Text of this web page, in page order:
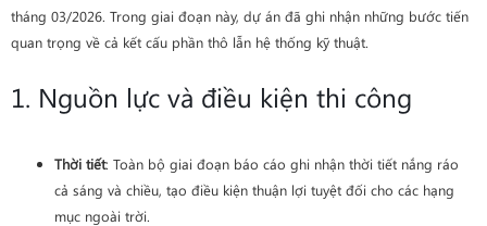
tháng 03/2026. Trong giai đoạn này, dự án đã ghi nhận những bước tiến
quan trọng về cả kết cấu phần thô lẫn hệ thống kỹ thuật.
1. Nguồn lực và điều kiện thi công
Thời tiết: Toàn bộ giai đoạn báo cáo ghi nhận thời tiết nắng ráo
cả sáng và chiều, tạo điều kiện thuận lợi tuyệt đối cho các hạng
mục ngoài trời.